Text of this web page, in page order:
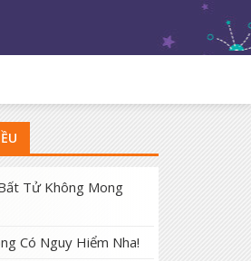
Tử Không Mong
Có Nguy Hiểm Nha!